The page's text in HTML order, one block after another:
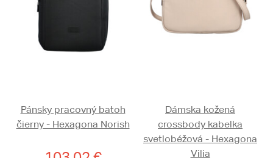
Pánsky pracovný batoh
čierny - Hexagona Norish
Dámska kožená
crossbody kabelka
svetlobéžová - Hexagona
Vilia